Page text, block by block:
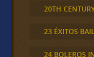
20TH
23 ÉXITOS
24 BOLEROS